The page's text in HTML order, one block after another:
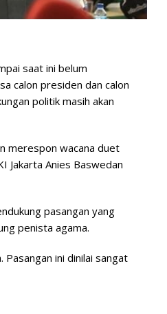
saat ini belum
calon presiden dan calon
politik masih akan
merespon wacana duet
Jakarta Anies Baswedan
pasangan yang
penista agama.
ini dinilai sangat